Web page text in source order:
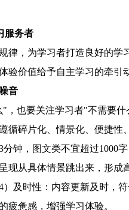
服务者
律，为学习者打造良好的
验价值给予自主学习的牵引
音
，也要关注学习者"不需要
循碎片化、情景化、便捷
钟，图文类不宜超过1000
现从具体情景跳出来，形
及时性：内容更新及时，
疲惫感，增强学习体验。